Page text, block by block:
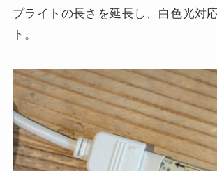
プライトの長さを延長し、白色光対
ト。